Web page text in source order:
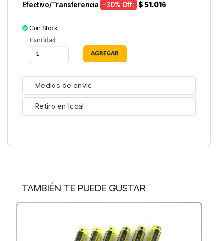
Efectivo/Transferencia -30% Off: $ 51.016
Con Stock
Cantidad
Medios de envío
Retiro en local
TAMBIÉN TE PUEDE GUSTAR